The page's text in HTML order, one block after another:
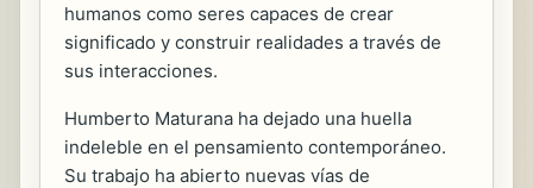
humanos como seres capaces de crear
significado y construir realidades a través de
sus interacciones.
Humberto Maturana ha dejado una huella
indeleble en el pensamiento contemporáneo.
Su trabajo ha abierto nuevas vías de